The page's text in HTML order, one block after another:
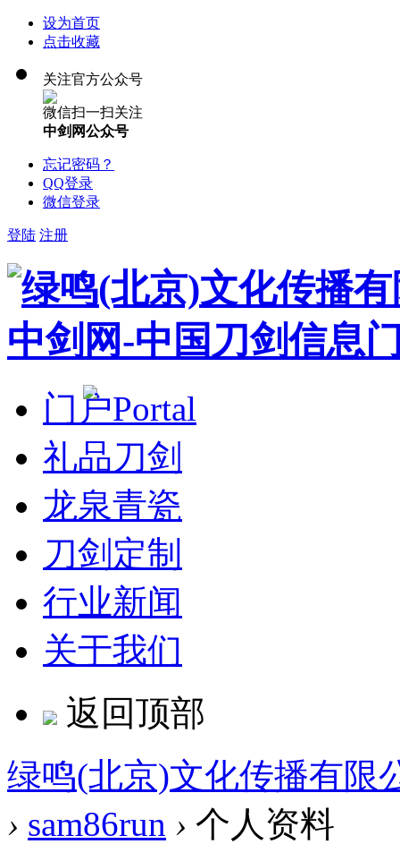
设为首页
点击收藏
关注官方公众号
微信扫一扫关注
中剑网公众号
忘记密码？
QQ登录
微信登录
登陆 注册
门户Portal
礼品刀剑
龙泉青瓷
刀剑定制
行业新闻
关于我们
返回顶部
绿鸣(北京)文化传播有限
› sam86run › 个人资料